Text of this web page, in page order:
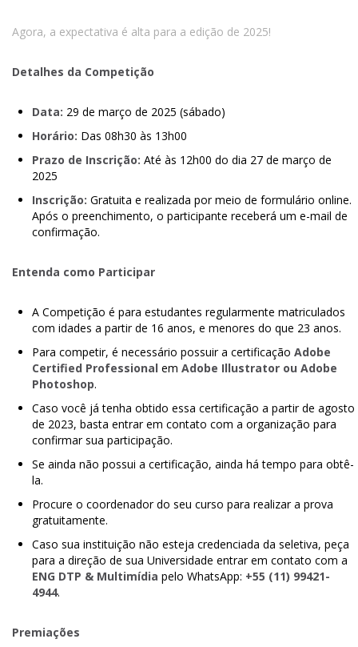
Agora, a expectativa é alta para a edição de 2025!
Detalhes da Competição
Data: 29 de março de 2025 (sábado)
Horário: Das 08h30 às 13h00
Prazo de Inscrição: Até às 12h00 do dia 27 de março de
2025
Inscrição: Gratuita e realizada por meio de formulário online.
Após o preenchimento, o participante receberá um e-mail de
confirmação.
Entenda como Participar
A Competição é para estudantes regularmente matriculados
com idades a partir de 16 anos, e menores do que 23 anos.
Para competir, é necessário possuir a certificação Adobe
Certified Professional em Adobe Illustrator ou Adobe
Photoshop.
Caso você já tenha obtido essa certificação a partir de agosto
de 2023, basta entrar em contato com a organização para
confirmar sua participação.
Se ainda não possui a certificação, ainda há tempo para obtê-
la.
Procure o coordenador do seu curso para realizar a prova
gratuitamente.
Caso sua instituição não esteja credenciada da seletiva, peça
para a direção de sua Universidade entrar em contato com a
ENG DTP & Multimídia pelo WhatsApp: +55 (11) 99421-
4944.
Premiações